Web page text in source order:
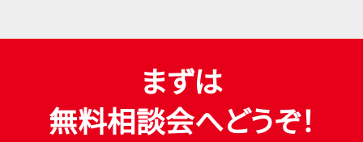
まずは
無料相談会へどうぞ！